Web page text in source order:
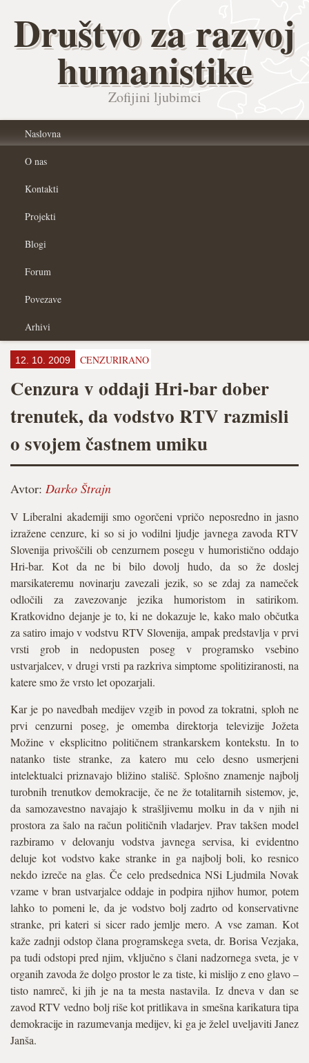
Društvo za razvoj
humanistike
Zofijini ljubimci
Naslovna
O nas
Kontakti
Projekti
Blogi
Forum
Povezave
Arhivi
12. 10. 2009 CENZURIRANO
Cenzura v oddaji Hri-bar dober
trenutek, da vodstvo RTV razmisli
o svojem častnem umiku
Avtor: Darko Štrajn
V Liberalni akademiji smo ogorčeni vpričo neposredno in jasno
izražene cenzure, ki so si jo vodilni ljudje javnega zavoda RTV
Slovenija privoščili ob cenzurnem posegu v humoristično oddajo
Hri-bar. Kot da ne bi bilo dovolj hudo, da so že doslej
marsikateremu novinarju zavezali jezik, so se zdaj za nameček
odločili za zavezovanje jezika humoristom in satirikom.
Kratkovidno dejanje je to, ki ne dokazuje le, kako malo občutka
za satiro imajo v vodstvu RTV Slovenija, ampak predstavlja v prvi
vrsti grob in nedopusten poseg v programsko vsebino
ustvarjalcev, v drugi vrsti pa razkriva simptome spolitiziranosti, na
katere smo že vrsto let opozarjali.
Kar je po navedbah medijev vzgib in povod za tokratni, sploh ne
prvi cenzurni poseg, je omemba direktorja televizije Jožeta
Možine v eksplicitno političnem strankarskem kontekstu. In to
natanko tiste stranke, za katero mu celo desno usmerjeni
intelektualci priznavajo bližino stališč. Splošno znamenje najbolj
turobnih trenutkov demokracije, če ne že totalitarnih sistemov, je,
da samozavestno navajajo k strašljivemu molku in da v njih ni
prostora za šalo na račun političnih vladarjev. Prav takšen model
razbiramo v delovanju vodstva javnega servisa, ki evidentno
deluje kot vodstvo kake stranke in ga najbolj boli, ko resnico
nekdo izreče na glas. Če celo predsednica NSi Ljudmila Novak
vzame v bran ustvarjalce oddaje in podpira njihov humor, potem
lahko to pomeni le, da je vodstvo bolj zadrto od konservativne
stranke, pri kateri si sicer rado jemlje mero. A vse zaman. Kot
kaže zadnji odstop člana programskega sveta, dr. Borisa Vezjaka,
pa tudi odstopi pred njim, vključno s člani nadzornega sveta, je v
organih zavoda že dolgo prostor le za tiste, ki mislijo z eno glavo –
tisto namreč, ki jih je na ta mesta nastavila. Iz dneva v dan se
zavod RTV vedno bolj riše kot pritlikava in smešna karikatura tipa
demokracije in razumevanja medijev, ki ga je želel uveljaviti Janez
Janša.